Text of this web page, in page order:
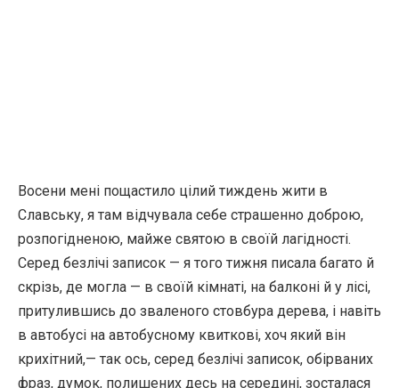
Восени мені пощастило цілий тиждень жити в
Славську, я там відчувала себе страшенно доброю,
розпогідненою, майже святою в своїй лагідності.
Серед безлічі записок — я того тижня писала багато й
скрізь, де могла — в своїй кімнаті, на балконі й у лісі,
притулившись до зваленого стовбура дерева, і навіть
в автобусі на автобусному квиткові, хоч який він
крихітний,— так ось, серед безлічі записок, обірваних
фраз, думок, полишених десь на середині, зосталася